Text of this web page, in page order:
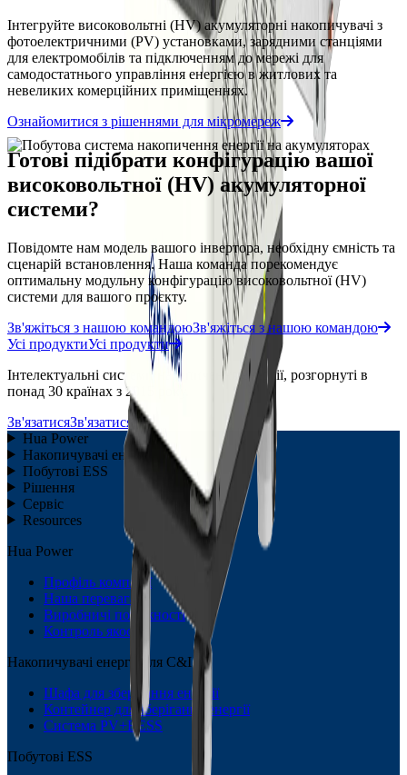
Інтегруйте високовольтні (HV) акумуляторні накопичувачі з
фотоелектричними (PV) установками, зарядними станціями
для електромобілів та підключенням до мережі для
самодостатнього управління енергією в житлових та
невеликих комерційних приміщеннях.
Ознайомитися з рішеннями для мікромереж
Готові підібрати конфігурацію вашої
високовольтної (HV) акумуляторної
системи?
Повідомте нам модель вашого інвертора, необхідну ємність та
сценарій встановлення. Наша команда порекомендує
оптимальну модульну конфігурацію високовольтної (HV)
системи для вашого проєкту.
Зв'яжіться з нашою командоюЗв'яжіться з нашою командою
Усі продуктиУсі продукти
Інтелектуальні системи накопичення енергії, розгорнуті в
понад 30 країнах з 2015 року.
Зв'язатисяЗв'язатися
Hua Power
Накопичувачі енергії для C&I
Побутові ESS
Рішення
Сервіс
Resources
Hua Power
Профіль компанії
Наша перевага
Виробничі потужності
Контроль якості
Накопичувачі енергії для C&I
Шафа для зберігання енергії
Контейнер для зберігання енергії
Система PV+BESS
Побутові ESS